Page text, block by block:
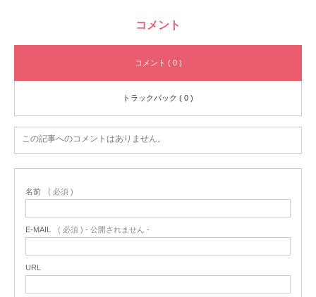
コメント
コメント ( 0 )
トラックバック ( 0 )
この記事へのコメントはありません。
名前 ( 必須 )
E-MAIL ( 必須 ) - 公開されません -
URL